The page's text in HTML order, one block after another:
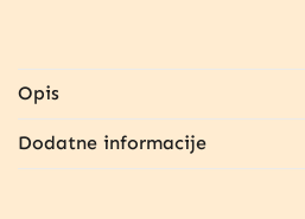
Opis
Dodatne informacije